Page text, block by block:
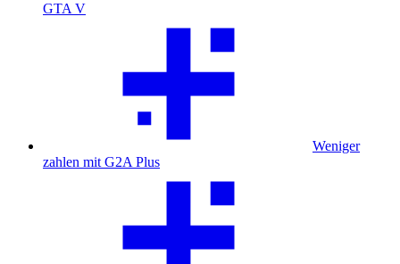
GTA V
Weniger
zahlen mit G2A Plus